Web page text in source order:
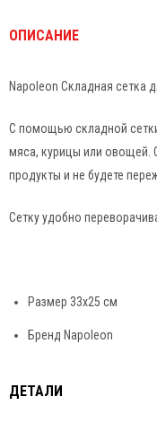
ОПИСАНИЕ
Napoleon Складная сетка
С помощью складной
мяса, курицы или овощей.
продукты и не будете
Сетку удобно
Размер 33х25 см
Бренд Napoleon
ДЕТАЛИ